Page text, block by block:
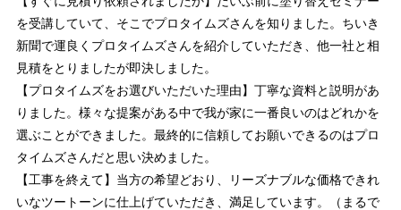
を受講していて、そこでプロタイムズさんを知りました。ちいき
新聞で運良くプロタイムズさんを紹介していただき、他一社と相
見積をとりましたが即決しました。
【プロタイムズをお選びいただいた理由】丁寧な資料と説明があ
りました。様々な提案がある中で我が家に一番良いのはどれかを
選ぶことができました。最終的に信頼してお願いできるのはプロ
タイムズさんだと思い決めました。
【工事を終えて】当方の希望どおり、リーズナブルな価格できれ
いなツートーンに仕上げていただき、満足しています。（まるで